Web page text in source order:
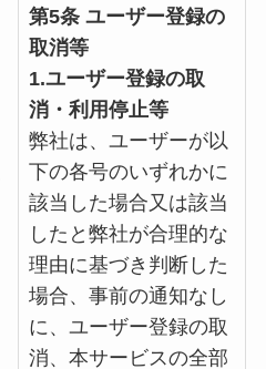
第5条 ユーザー登録の
取消等
1.ユーザー登録の取
消・利用停止等
弊社は、ユーザーが以
下の各号のいずれかに
該当した場合又は該当
したと弊社が合理的な
理由に基づき判断した
場合、事前の通知なし
に、ユーザー登録の取
消、本サービスの全部